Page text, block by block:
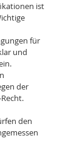
ist
für
und
der
den